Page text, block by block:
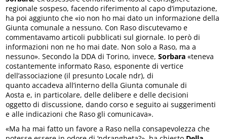
regionale sospeso, facendo riferimento al capo d’imputazione,
ha poi aggiunto che «io non ho mai dato un informazione della
Giunta comunale a nessuno. Con Raso discutevamo e
commentavamo articoli pubblicati sul giornale. Io però di
informazioni non ne ho mai date. Non solo a Raso, ma a
nessuno». Secondo la DDA di Torino, invece,Sorbara «teneva
costantemente informato Raso, esponente di vertice
dell’associazione (il presunto Locale ndr), di
quanto accadeva all’interno della Giunta comunale di
Aosta e, in particolare, delle delibere e delle decisioni
oggetto di discussione, dando corso e seguito ai suggerimenti
e alle indicazioni che Raso gli comunicava».
«Ma ha mai fatto un favore a Raso nella consapevolezza che